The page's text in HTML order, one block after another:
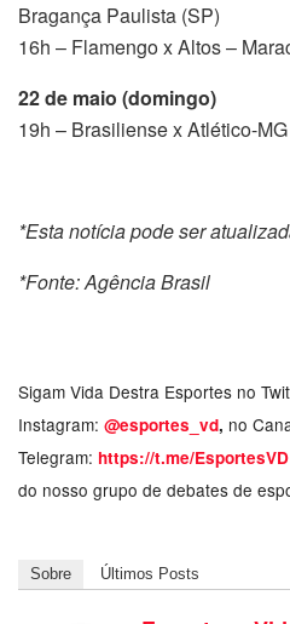
Bragança Paulista (SP)
16h – Flamengo x Altos –
22 de maio (domingo)
19h – Brasiliense x Atlético-
*Esta notícia pode ser
*Fonte: Agência Brasil
Sigam Vida Destra Esportes no
Instagram: @esportes_vd, no
Telegram: https://t.me/EsportesVD
do nosso grupo de debates de
Sobre Últimos Posts